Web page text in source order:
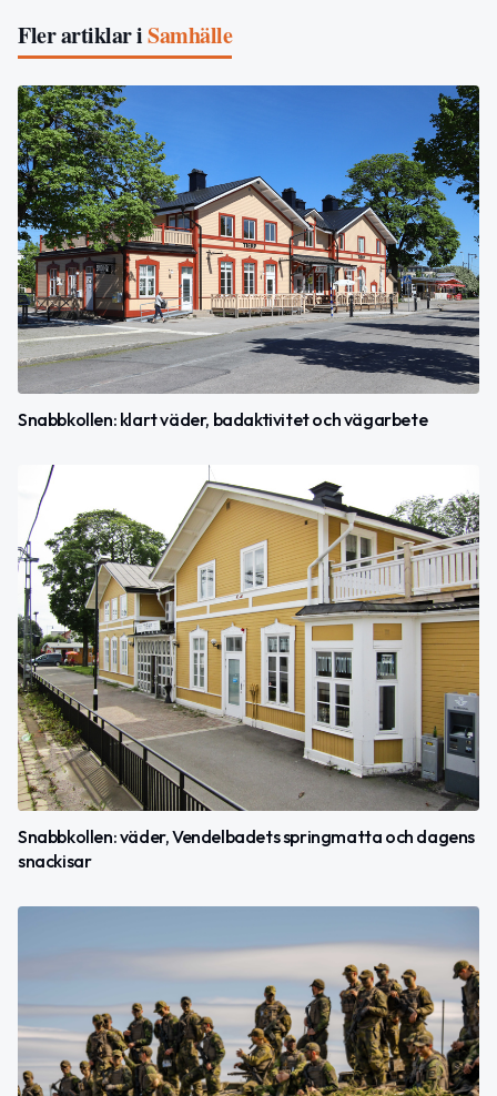
Fler artiklar iSamhälle
Snabbkollen: klart väder, badaktivitet och vägarbete
Snabbkollen: väder, Vendelbadets springmatta och dagens
snackisar